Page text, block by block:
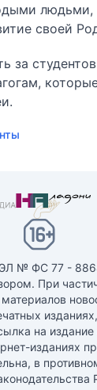
своей
за
№ ФС 77 -
При
на издание
изданиях
в